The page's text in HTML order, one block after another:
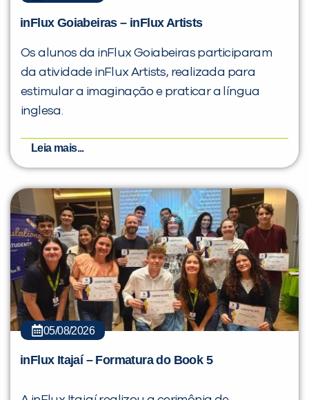
inFlux Goiabeiras – inFlux Artists
Os alunos da inFlux Goiabeiras participaram
da atividade inFlux Artists, realizada para
estimular a imaginação e praticar a língua
inglesa.
Leia mais...
05/08/2026
inFlux Itajaí – Formatura do Book 5